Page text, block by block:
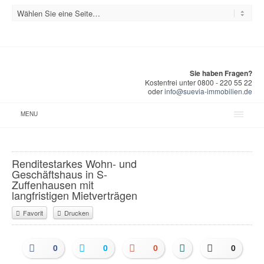
Sie haben Fragen?
Kostenfrei unter 0800 - 220 55 22
oderinfo@suevia-immobilien.de
MENU
Renditestarkes Wohn- und
Geschäftshaus in S-
Zuffenhausen mit
langfristigen Mietverträgen
Favorit Drucken
0 0 0 0